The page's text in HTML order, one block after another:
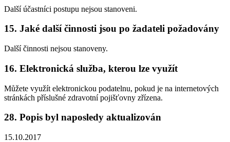
Další účastníci postupu nejsou stanoveni.
15. Jaké další činnosti jsou po žadateli požadovány
Další činnosti nejsou stanoveny.
16. Elektronická služba, kterou lze využít
Můžete využít elektronickou podatelnu, pokud je na internetových
stránkách příslušné zdravotní pojišťovny zřízena.
28. Popis byl naposledy aktualizován
15.10.2017